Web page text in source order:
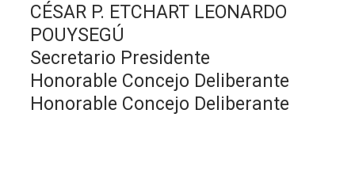
CÉSAR P. ETCHART LEONARDO
POUYSEGÚ
Secretario Presidente
Honorable Concejo Deliberante
Honorable Concejo Deliberante